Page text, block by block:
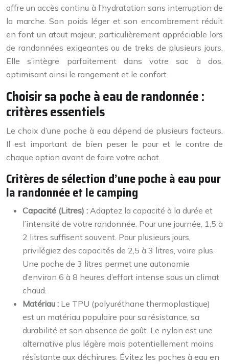
offre un accès continu à l’hydratation sans interruption de
la marche. Son poids léger et son encombrement réduit
en font un atout majeur, particulièrement appréciable lors
de randonnées exigeantes ou de treks de plusieurs jours.
Elle s’intègre parfaitement dans votre sac à dos,
optimisant ainsi le rangement et le confort.
Choisir sa poche à eau de randonnée :
critères essentiels
Le choix d’une poche à eau dépend de plusieurs facteurs.
Il est important de bien peser le pour et le contre de
chaque option avant de faire votre achat.
Critères de sélection d’une poche à eau pour
la randonnée et le camping
Capacité (Litres) : Adaptez la capacité à la durée et
l’intensité de votre randonnée. Pour une journée, 1,5 à
2 litres suffisent souvent. Pour plusieurs jours,
privilégiez des capacités de 2,5 à 3 litres, voire plus.
Une poche de 3 litres permet une autonomie
d’environ 6 à 8 heures d’effort intense sous un climat
chaud.
Matériau : Le TPU (polyuréthane thermoplastique)
est un matériau populaire pour sa résistance, sa
durabilité et son absence de goût. Le nylon est une
alternative plus légère mais potentiellement moins
résistante aux déchirures. Évitez les poches à eau en